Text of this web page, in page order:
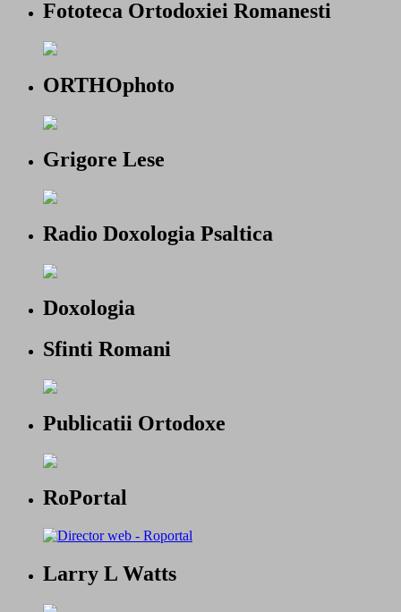
Fototeca Ortodoxiei Romanesti
ORTHOphoto
Grigore Lese
Radio Doxologia Psaltica
Doxologia
Sfinti Romani
Publicatii Ortodoxe
RoPortal
Larry L Watts